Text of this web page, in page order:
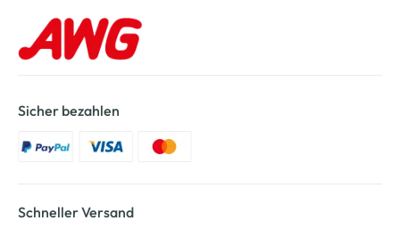
Sicher bezahlen
Schneller Versand